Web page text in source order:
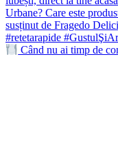
Când nu ai timp de